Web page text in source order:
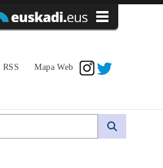
RSS Mapa Web